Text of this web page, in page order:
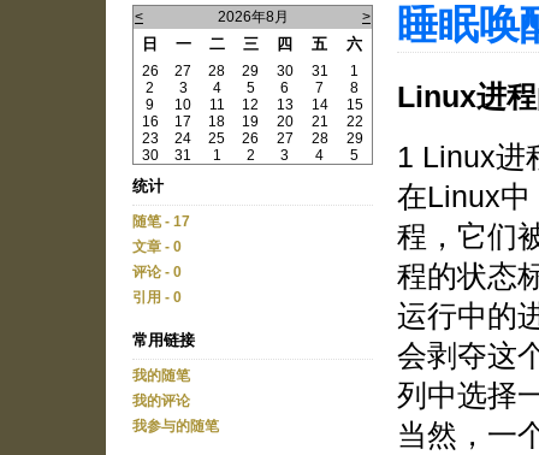
< 2026年8月 >
日 一 二 三 四 五 六
26 27 28 29 30 31
1
2
3 4 5 6 7
8
9
10 11 12 13 14
15
16
17 18 19 20 21
22
23
24 25 26 27 28
29
30
31 1 2 3 4 5
统计
随笔 - 17
文章 - 0
评论 - 0
引用 - 0
常用链接
我的随笔
我的评论
我参与的随笔
睡眠唤
Linux进
1 Linux进
在Linux中
程，它们
程的状态
运行中的
会剥夺这
列中选择
当然，一